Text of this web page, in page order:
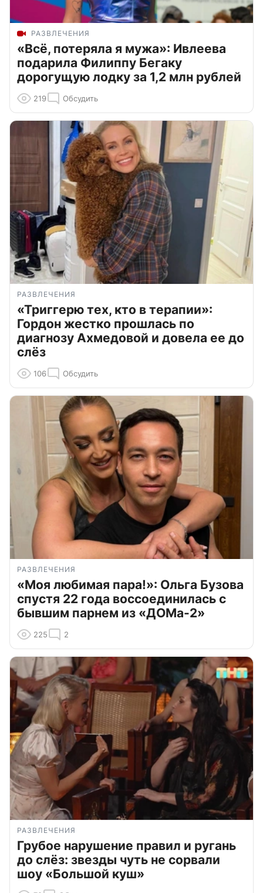
РАЗВЛЕЧЕНИЯ
«Всё, потеряла я мужа»: Ивлеева
подарила Филиппу Бегаку
дорогущую лодку за 1,2 млн рублей
219 Обсудить
РАЗВЛЕЧЕНИЯ
«Триггерю тех, кто в терапии»:
Гордон жестко прошлась по
диагнозу Ахмедовой и довела ее до
слёз
106 Обсудить
РАЗВЛЕЧЕНИЯ
«Моя любимая пара!»: Ольга Бузова
спустя 22 года воссоединилась с
бывшим парнем из «ДОМа-2»
225 2
РАЗВЛЕЧЕНИЯ
Грубое нарушение правил и ругань
до слёз: звезды чуть не сорвали
шоу «Большой куш»